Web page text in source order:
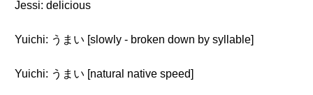
Jessi: delicious
Yuichi: うまい [slowly - broken down by syllable]
Yuichi: うまい [natural native speed]